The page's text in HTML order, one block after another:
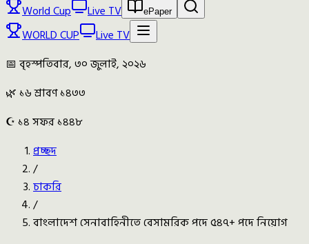
World Cup Live TV ePaper
WORLD CUP
Live TV
📅 বৃহস্পতিবার, ৩০ জুলাই, ২০২৬
🌿 ১৬ শ্রাবণ ১৪৩৩
☪️ ১৪ সফর ১৪৪৮
প্রচ্ছদ
/
চাকরি
/
বাংলাদেশ সেনাবাহিনীতে বেসামরিক পদে ৫৪৭+ পদে নিয়োগ